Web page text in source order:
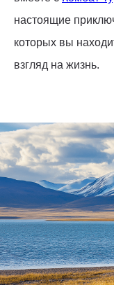
настоящие
которых вы
взгляд на жизнь.